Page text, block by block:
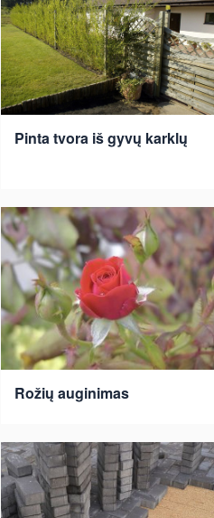
Pinta tvora iš gyvų karklų
Rožių auginimas